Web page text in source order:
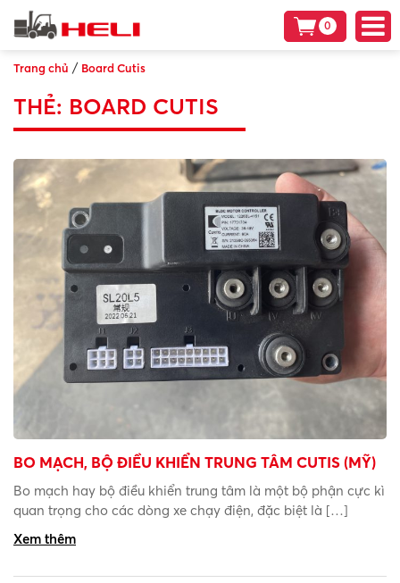
0
Trang chủ / Board Cutis
THẺ: BOARD CUTIS
BO MẠCH, BỘ ĐIỀU KHIỂN TRUNG TÂM CUTIS (MỸ)
Bo mạch hay bộ điều khiển trung tâm là một bộ phận cực kì
quan trọng cho các dòng xe chạy điện, đặc biệt là […]
Xem thêm